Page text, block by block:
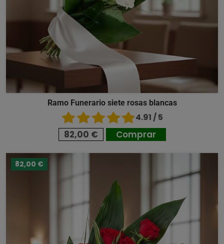
Ramo Funerario siete rosas blancas
4.91 / 5
82,00 € Comprar
82,00 €